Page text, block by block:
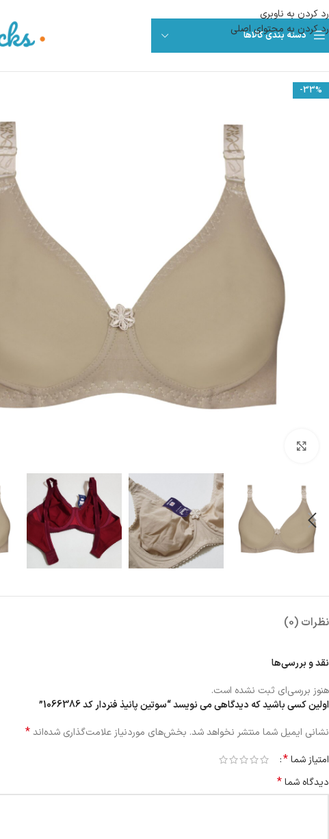
رد کردن به ناوبری
رد کردن به محتوای اصلی
دسته بندی کالاها
-33%
نظرات (0)
نقد و بررسی‌ها
هنوز بررسی‌ای ثبت نشده است.
اولین کسی باشید که دیدگاهی می نویسد “سوتین پانیذ فنردار کد 1066386”
نشانی ایمیل شما منتشر نخواهد شد. بخش‌های موردنیاز علامت‌گذاری شده‌اند*
امتیاز شما*
دیدگاه شما*